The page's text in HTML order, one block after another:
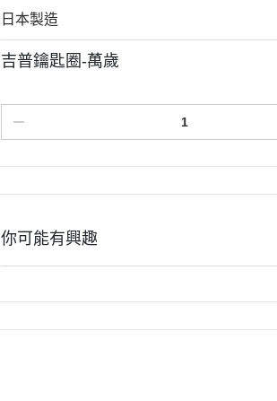
日本製造
吉普鑰匙圈-萬歲
你可能有興趣